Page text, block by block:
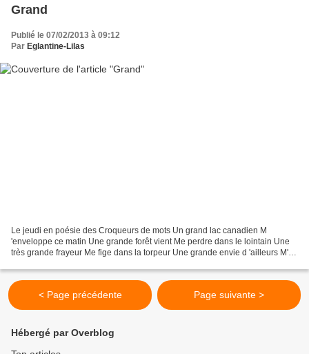
Grand
Publié le 07/02/2013 à 09:12
Par Eglantine-Lilas
Le jeudi en poésie des Croqueurs de mots Un grand lac canadien M
'enveloppe ce matin Une grande forêt vient Me perdre dans le lointain Une
très grande frayeur Me fige dans la torpeur Une grande envie d 'ailleurs M'
< Page précédente Page suivante >
Hébergé par Overblog